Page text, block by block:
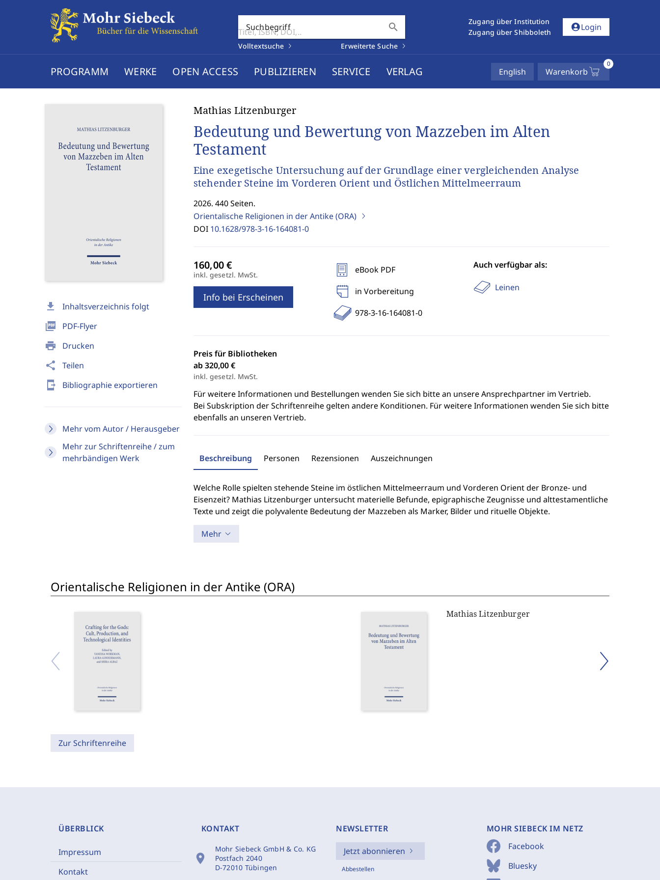
Suchbegriff search
Volltextsuche Erweiterte Suche
Zugang über Institution
Zugang über Shibboleth
account_circleLogin
PROGRAMM WERKE OPEN ACCESS PUBLIZIEREN SERVICE VERLAG English Warenkorb
0
download Inhaltsverzeichnis folgt
picture_as_pdf PDF-Flyer
print Drucken
share Teilen
send_to_mobile Bibliographie exportieren
Mehr vom Autor / Herausgeber
Mehr zur Schriftenreihe / zum
mehrbändigen Werk
Mathias Litzenburger
Bedeutung und Bewertung von Mazzeben im Alten
Testament
Eine exegetische Untersuchung auf der Grundlage einer vergleichenden Analyse
stehender Steine im Vorderen Orient und Östlichen Mittelmeerraum
2026. 440 Seiten.
Orientalische Religionen in der Antike (ORA)
DOI 10.1628/978-3-16-164081-0
inkl. gesetzl. MwSt.
Info bei Erscheinen
eBook PDF
in Vorbereitung
978-3-16-164081-0
Auch verfügbar als:
Leinen
Preis für Bibliotheken
ab 320,00 €
inkl. gesetzl. MwSt.
Für weitere Informationen und Bestellungen wenden Sie sich bitte an unsere Ansprechpartner im Vertrieb.
Bei Subskription der Schriftenreihe gelten andere Konditionen. Für weitere Informationen wenden Sie sich bitte
ebenfalls an unseren Vertrieb.
Beschreibung Personen Rezensionen Auszeichnungen
Welche Rolle spielten stehende Steine im östlichen Mittelmeerraum und Vorderen Orient der Bronze- und
Eisenzeit? Mathias Litzenburger untersucht materielle Befunde, epigraphische Zeugnisse und alttestamentliche
Texte und zeigt die polyvalente Bedeutung der Mazzeben als Marker, Bilder und rituelle Objekte.
Mehr
Orientalische Religionen in der Antike (ORA)
Mathias Litzenburger
Zur Schriftenreihe
ÜBERBLICK
Impressum
Kontakt
KONTAKT
location_on
Mohr Siebeck GmbH & Co. KG
Postfach 2040
D-72010 Tübingen
NEWSLETTER
Jetzt abonnieren
Abbestellen
MOHR SIEBECK IM NETZ
Facebook
Bluesky